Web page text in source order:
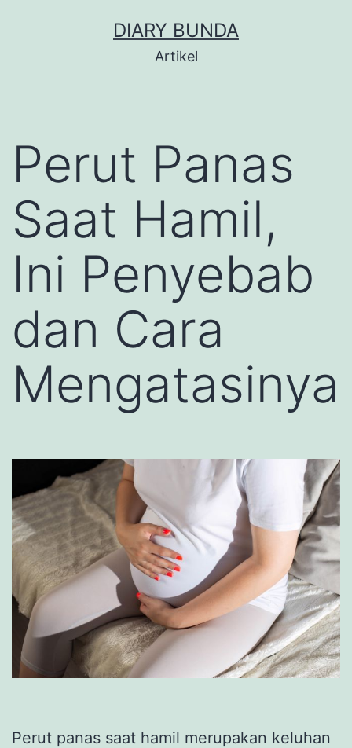
DIARY BUNDA
Artikel
Perut Panas
Saat Hamil,
Ini Penyebab
dan Cara
Mengatasinya
Perut panas saat hamil merupakan keluhan